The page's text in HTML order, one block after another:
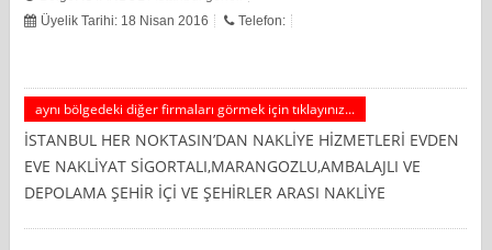
Üyelik Tarihi: 18 Nisan 2016
Telefon:
aynı bölgedeki diğer firmaları görmek için tıklayınız...
İSTANBUL HER NOKTASIN’DAN NAKLİYE HİZMETLERİ EVDEN
EVE NAKLİYAT SİGORTALI,MARANGOZLU,AMBALAJLI VE
DEPOLAMA ŞEHİR İÇİ VE ŞEHİRLER ARASI NAKLİYE